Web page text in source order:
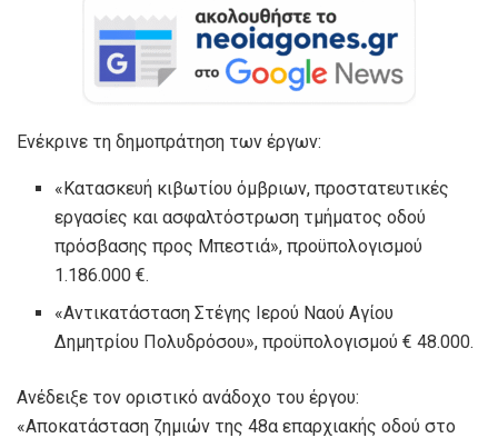
Ενέκρινε τη δημοπράτηση των έργων:
«Κατασκευή κιβωτίου όμβριων, προστατευτικές
εργασίες και ασφαλτόστρωση τμήματος οδού
πρόσβασης προς Μπεστιά», προϋπολογισμού
1.186.000 €.
«Αντικατάσταση Στέγης Ιερού Ναού Αγίου
Δημητρίου Πολυδρόσου», προϋπολογισμού € 48.000.
Ανέδειξε τον οριστικό ανάδοχο του έργου:
«Αποκατάσταση ζημιών της 48α επαρχιακής οδού στο